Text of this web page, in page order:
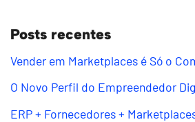
Posts recentes
Vender em Marketplaces é Só o
O Novo Perfil do Empreendedor
ERP + Fornecedores +